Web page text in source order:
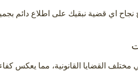
نجاح اي قضية نبقيك على اطلاع دائم
مختلف القضايا القانونية، مما يعكس